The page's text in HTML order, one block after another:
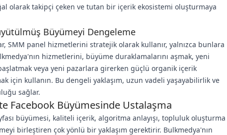
olarak takipçi çeken ve tutan bir içerik ekosistemi oluşturmaya
Büyümeyi Dengeleme
SMM panel hizmetlerini stratejik olarak kullanır, yalnızca bunlara
hizmetlerini, büyüme duraklamalarını aşmak, yeni
veya yeni pazarlara girerken güçlü organik içerik
için kullanın. Bu dengeli yaklaşım, uzun vadeli yaşayabilirlik ve
sağlar.
Facebook Büyümesinde Ustalaşma
büyümesi, kaliteli içerik, algoritma anlayışı, topluluk oluşturma
birleştiren çok yönlü bir yaklaşım gerektirir. Bulkmedya'nın